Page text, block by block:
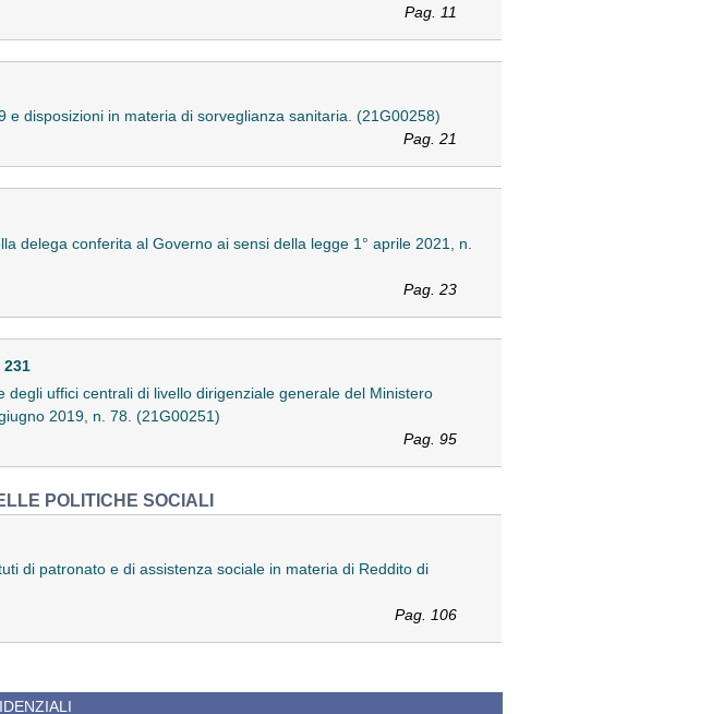
Pag. 11
disposizioni in materia di sorveglianza sanitaria. (21G00258)
Pag. 21
delega conferita al Governo ai sensi della legge 1° aprile 2021, n.
Pag. 23
231
uffici centrali di livello dirigenziale generale del Ministero
2019, n. 78. (21G00251)
Pag. 95
POLITICHE SOCIALI
di patronato e di assistenza sociale in materia di Reddito di
Pag. 106